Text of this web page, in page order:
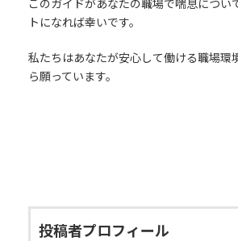
このガイドがあなたの職場で喘息につい
トになれば幸いです。
私たちはあなたが安心して働ける職場環
ら願っています。
投稿者プロフィール